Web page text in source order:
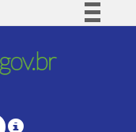
Comunica BR